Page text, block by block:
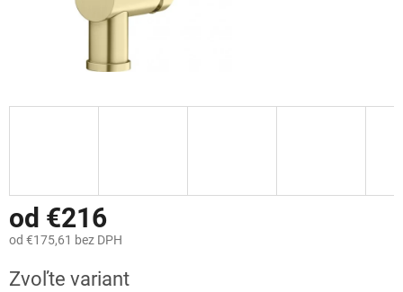
od €216
od €175,61 bez DPH
cena:
Zvoľte variant